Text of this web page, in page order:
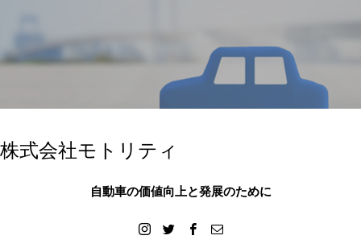
株式会社モトリティ
自動車の価値向上と発展のために